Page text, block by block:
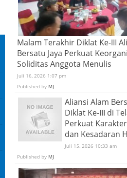
Malam Terakhir Diklat Ke-III
Bersatu Jaya Perkuat
Soliditas Anggota Menulis
Juli 16, 2026 1:07 pm
Published by MJ
Aliansi Alam
Diklat Ke-III di
Perkuat
dan Kesadaran
Juli 15, 2026 10:33 am
Published by MJ